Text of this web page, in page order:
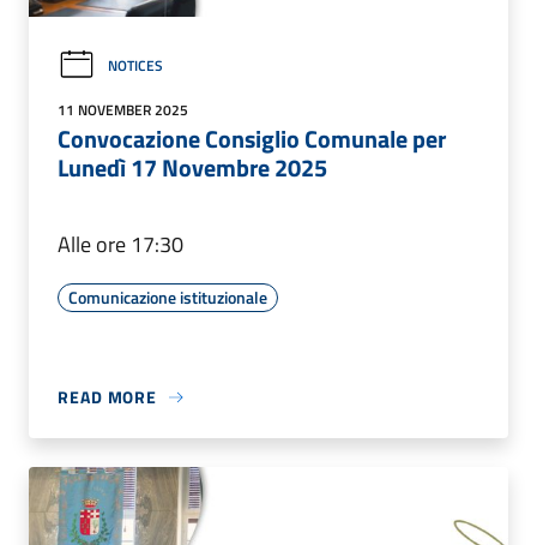
NOTICES
11 NOVEMBER 2025
Convocazione Consiglio Comunale per
Lunedì 17 Novembre 2025
Alle ore 17:30
Comunicazione istituzionale
READ MORE